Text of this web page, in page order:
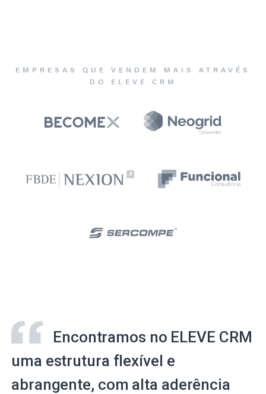
EMPRESAS QUE VENDEM MAIS ATRAVÉS
DO ELEVE CRM
Encontramos no ELEVE CRM
uma estrutura flexível e
abrangente, com alta aderência